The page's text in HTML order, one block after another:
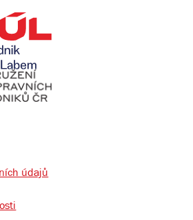
údajů